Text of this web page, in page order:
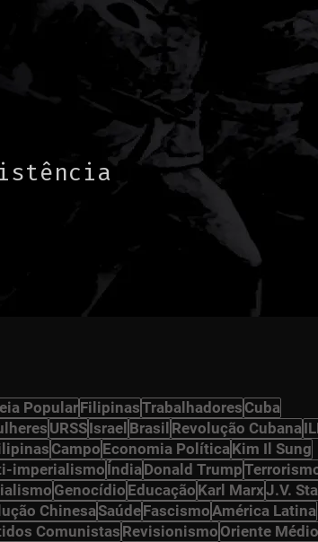
PopularFilipinasTrabalhadores Cuba
URSSIsrael Brasil Revolução Cubana
Campo Economia PolíticaKim Il Sung
imperialismo ÍndiaDonald Trump
Genocídio Educação Karl MarxJ.V.
ChinesaSaúdeFascismoAmérica Latina
Comunistas Revisionismo Oriente Médio